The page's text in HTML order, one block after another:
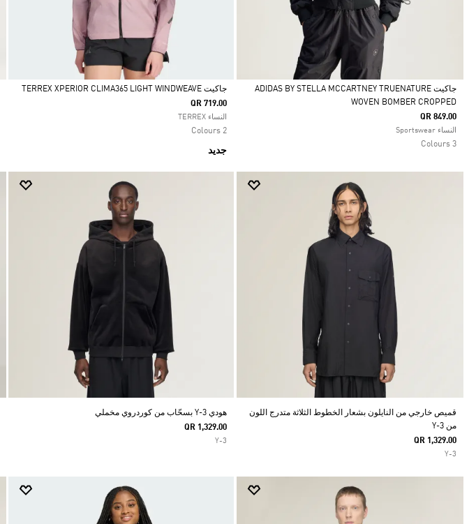
Selected
جاكيت ADIDAS BY STELLA MCCARTNEY TRUENATURE
WOVEN BOMBER CROPPED
QR 849.00
النساء Sportswear
3 Colours
Selected
جاكيت TERREX XPERIOR CLIMA365 LIGHT WINDWEAVE
QR 719.00
النساء TERREX
2 Colours
جديد
قميص خارجي من النايلون بشعار الخطوط الثلاثة متدرج اللون
من Y-3
QR 1,329.00
Y-3
هودي Y-3 بسحّاب من كوردروي مخملي
QR 1,329.00
Y-3